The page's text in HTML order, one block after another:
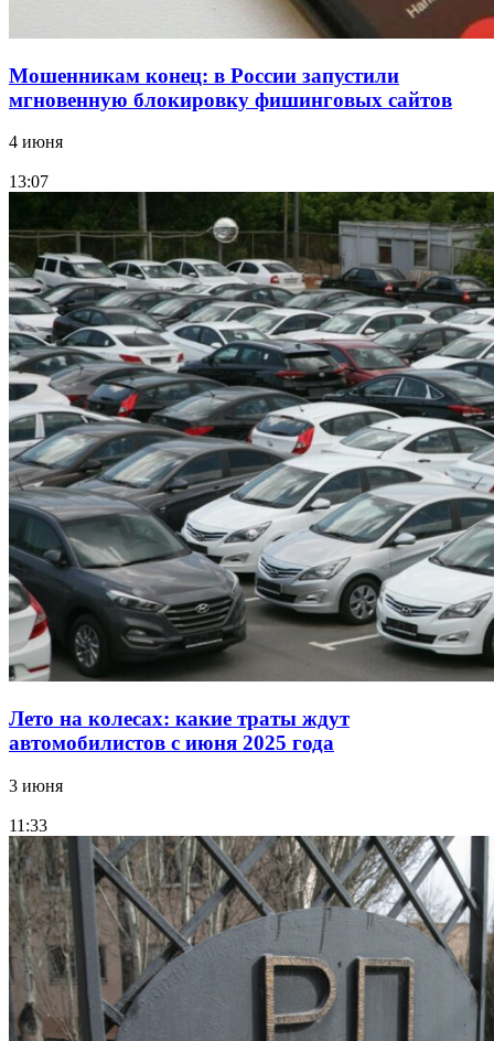
Мошенникам конец: в России запустили
мгновенную блокировку фишинговых сайтов
4 июня
13:07
Лето на колесах: какие траты ждут
автомобилистов с июня 2025 года
3 июня
11:33